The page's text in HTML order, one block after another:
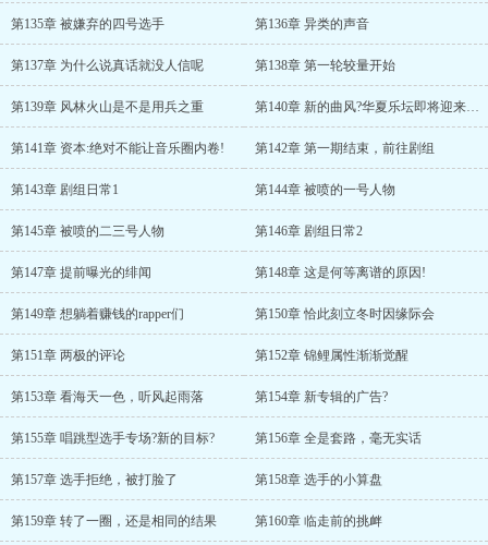
第135章 被嫌弃的四号选手 第136章 异类的声音
第137章 为什么说真话就没人信呢 第138章 第一轮较量开始
第139章 风林火山是不是用兵之重 第140章 新的曲风?华夏乐坛即将迎来的变化?
第141章 资本:绝对不能让音乐圈内卷! 第142章 第一期结束，前往剧组
第143章 剧组日常1 第144章 被喷的一号人物
第145章 被喷的二三号人物 第146章 剧组日常2
第147章 提前曝光的绯闻 第148章 这是何等离谱的原因!
第149章 想躺着赚钱的rapper们 第150章 恰此刻立冬时因缘际会
第151章 两极的评论 第152章 锦鲤属性渐渐觉醒
第153章 看海天一色，听风起雨落 第154章 新专辑的广告?
第155章 唱跳型选手专场?新的目标? 第156章 全是套路，毫无实话
第157章 选手拒绝，被打脸了 第158章 选手的小算盘
第159章 转了一圈，还是相同的结果 第160章 临走前的挑衅